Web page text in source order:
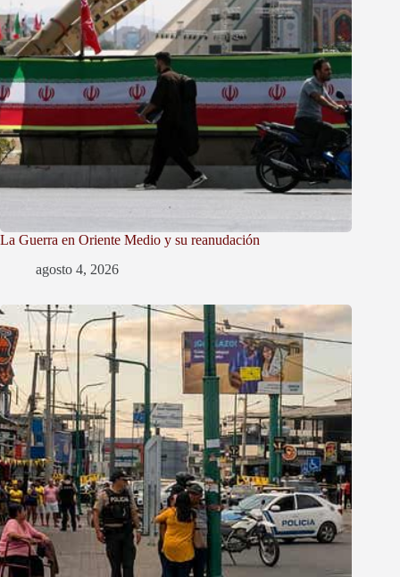
La Guerra en Oriente Medio y su reanudación
agosto 4, 2026